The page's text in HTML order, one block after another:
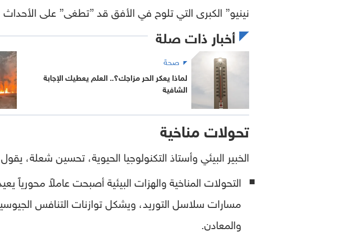
نينيو” الكبرى التي تلوح في الأفق قد ”تطغى” على الأحداث الكبرى
أخبار ذات صلة
صحة
لماذا يعكر الحر مزاجك؟.. العلم يعطيك الإجابة
الشافية
تحولات مناخية
الخبير البيئي وأستاذ التكنولوجيا الحيوية، تحسين شعلة،
التحولات المناخية والهزات البيئية أصبحت عاملاً
مسارات سلاسل التوريد، ويشكل توازنات التنافس
والمعادن.